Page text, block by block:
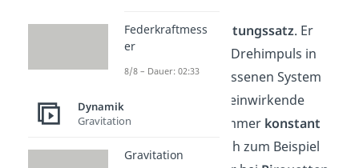
Drehimpulserhaltungssatz. Er
besagt, dass der Drehimpuls in
einem abgeschlossenen System
ohne von außen einwirkende
Drehmomente
immer konstant
ist. Das macht sich zum Beispiel
Federkraftmess
er
8/8 – Dauer: 02:33
Dynamik
Gravitation
Gravitation